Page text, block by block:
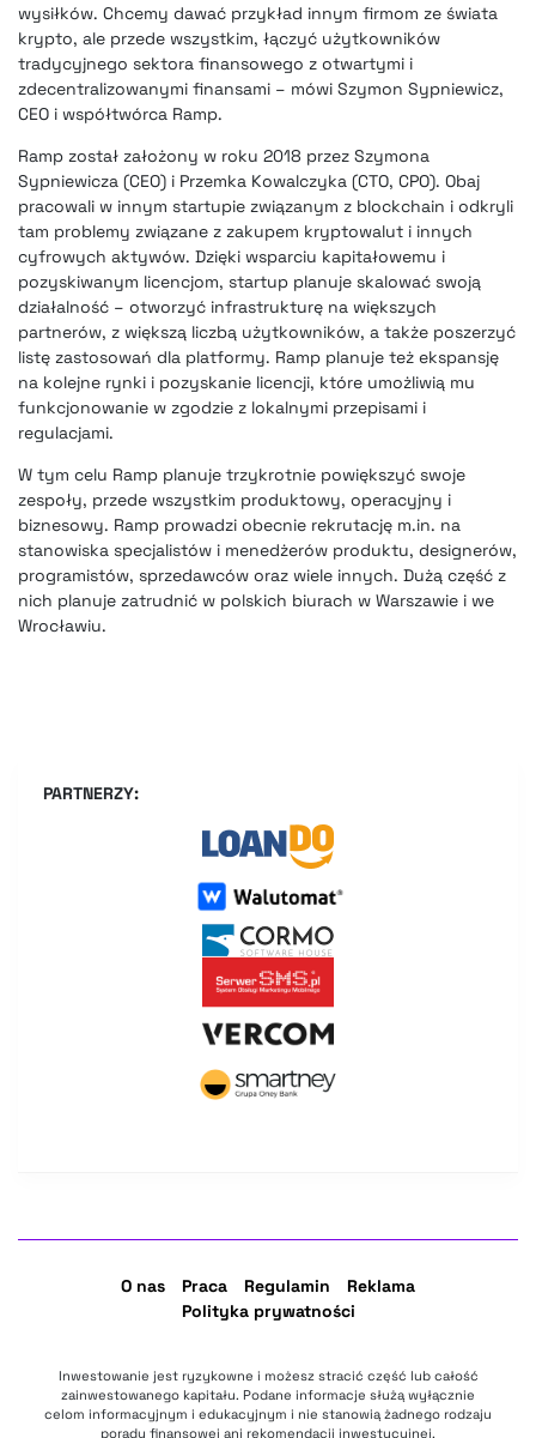
wysiłków. Chcemy dawać przykład innym firmom ze świata
krypto, ale przede wszystkim, łączyć użytkowników
tradycyjnego sektora finansowego z otwartymi i
zdecentralizowanymi finansami – mówi Szymon Sypniewicz,
CEO i współtwórca Ramp.
Ramp został założony w roku 2018 przez Szymona
Sypniewicza (CEO) i Przemka Kowalczyka (CTO, CPO). Obaj
pracowali w innym startupie związanym z blockchain i odkryli
tam problemy związane z zakupem kryptowalut i innych
cyfrowych aktywów. Dzięki wsparciu kapitałowemu i
pozyskiwanym licencjom, startup planuje skalować swoją
działalność – otworzyć infrastrukturę na większych
partnerów, z większą liczbą użytkowników, a także poszerzyć
listę zastosowań dla platformy. Ramp planuje też ekspansję
na kolejne rynki i pozyskanie licencji, które umożliwią mu
funkcjonowanie w zgodzie z lokalnymi przepisami i
regulacjami.
W tym celu Ramp planuje trzykrotnie powiększyć swoje
zespoły, przede wszystkim produktowy, operacyjny i
biznesowy. Ramp prowadzi obecnie rekrutację m.in. na
stanowiska specjalistów i menedżerów produktu, designerów,
programistów, sprzedawców oraz wiele innych. Dużą część z
nich planuje zatrudnić w polskich biurach w Warszawie i we
Wrocławiu.
PARTNERZY:
O nas Praca Regulamin
Reklama
Polityka prywatności
Inwestowanie jest ryzykowne i możesz stracić część lub całość
zainwestowanego kapitału. Podane informacje służą wyłącznie
celom informacyjnym i edukacyjnym i nie stanowią żadnego rodzaju
porady finansowej ani rekomendacji inwestycyjnej.